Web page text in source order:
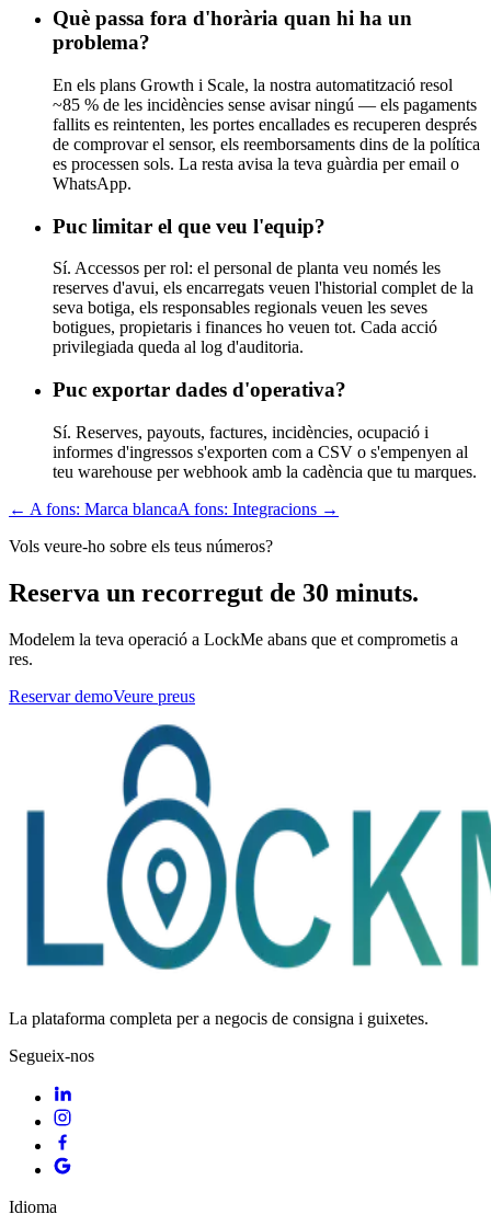
Què passa fora d'horària quan hi ha un
problema?
En els plans Growth i Scale, la nostra automatització resol
~85 % de les incidències sense avisar ningú — els pagaments
fallits es reintenten, les portes encallades es recuperen després
de comprovar el sensor, els reemborsaments dins de la política
es processen sols. La resta avisa la teva guàrdia per email o
WhatsApp.
Puc limitar el que veu l'equip?
Sí. Accessos per rol: el personal de planta veu només les
reserves d'avui, els encarregats veuen l'historial complet de la
seva botiga, els responsables regionals veuen les seves
botigues, propietaris i finances ho veuen tot. Cada acció
privilegiada queda al log d'auditoria.
Puc exportar dades d'operativa?
Sí. Reserves, payouts, factures, incidències, ocupació i
informes d'ingressos s'exporten com a CSV o s'empenyen al
teu warehouse per webhook amb la cadència que tu marques.
← A fons: Marca blancaA fons: Integracions →
Vols veure-ho sobre els teus números?
Reserva un recorregut de 30 minuts.
Modelem la teva operació a LockMe abans que et comprometis a
res.
Reservar demoVeure preus
La plataforma completa per a negocis de consigna i guixetes.
Segueix-nos
Idioma